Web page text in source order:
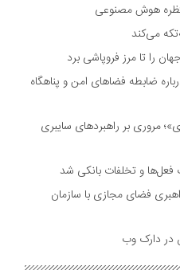
هوش مصنوعی
می‌کند
را تا مرز فروپاشی برد
ضابطه فضا‌های امن و پناهگاه
مروری بر راهبرد‌های سایبری
فعل‌ها و تخلفات بانکی شد
فضای مجازی با سازمان